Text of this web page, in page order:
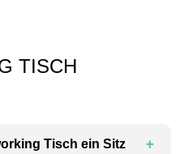
TISCH
Tisch ein Sitz